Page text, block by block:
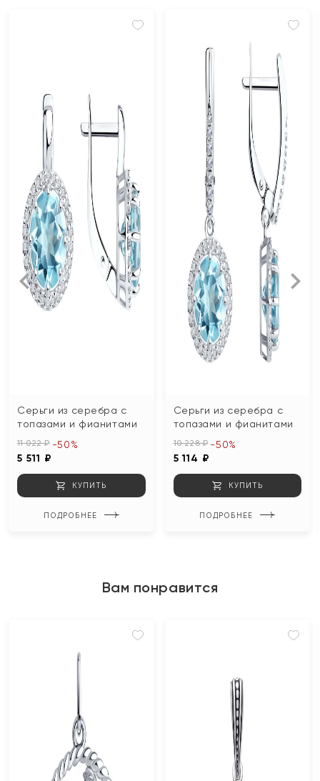
Серьги из серебра с
топазами и фианитами
11 022 ₽
5 511 ₽
-50%
КУПИТЬ
ПОДРОБНЕЕ
Серьги из серебра с
топазами и фианитами
10 228 ₽
5 114 ₽
-50%
КУПИТЬ
ПОДРОБНЕЕ
Вам понравится